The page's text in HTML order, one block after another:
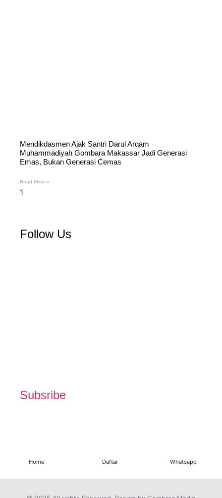
Mendikdasmen Ajak Santri Darul Arqam
Muhammadiyah Gombara Makassar Jadi Generasi
Emas, Bukan Generasi Cemas
Read More »
Follow Us
Subsribe
Home Daftar Whatsapp